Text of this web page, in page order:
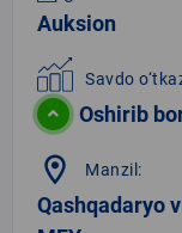
Auksion
Savdo
Oshirib
location_on Manzil:
Qashqadaryo